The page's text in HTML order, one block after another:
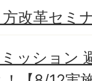
改革セミ
ミッション